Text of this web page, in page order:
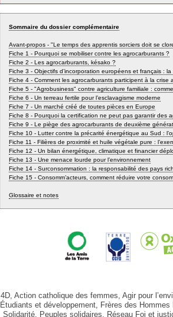
Sommaire du dossier complémentaire
Avant-propos - "Le temps des apprentis sorciers doit se
Fiche 1 - Pourquoi se mobiliser contre les agrocarburants ?
Fiche 2 - Les agrocarburants, késako ?
Fiche 3 - Objectifs d’incorporation européens et français :
Fiche 4 - Comment les agrocarburants participent à la crise
Fiche 5 - "Agrobusiness" contre agriculture familiale :
Fiche 6 - Un terreau fertile pour l’esclavagisme moderne
Fiche 7 - Un marché créé de toutes pièces en Europe
Fiche 8 - Pourquoi la certification ne peut pas garantir des
Fiche 9 - Le piège des agrocarburants de deuxième
Fiche 10 - Lutter contre la précarité énergétique au Sud :
Fiche 11 - Filières de proximité et huile végétale pure :
Fiche 12 - Un bilan énergétique, climatique et financier
Fiche 13 - Une menace lourde pour l’environnement
Fiche 14 - Surconsommation : la responsabilité des pays
Fiche 15 - Consomm’acteurs, comment réduire votre
Glossaire et notes
4D, Action catholique des femmes, Agir pour
Étudiants et développement, Frères des
Solidarité, Peuples solidaires, Réseau Foi et